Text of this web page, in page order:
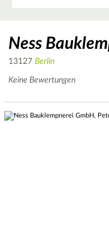
Ness
13127 Berlin
Keine Bewertungen